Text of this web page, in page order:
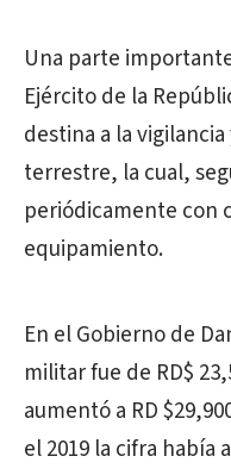
Una parte
Ejército de la
destina a la
terrestre, la cual,
periódicamente con
equipamiento.
En el Gobierno de
militar fue de RD$
aumentó a RD
el 2019 la cifra había